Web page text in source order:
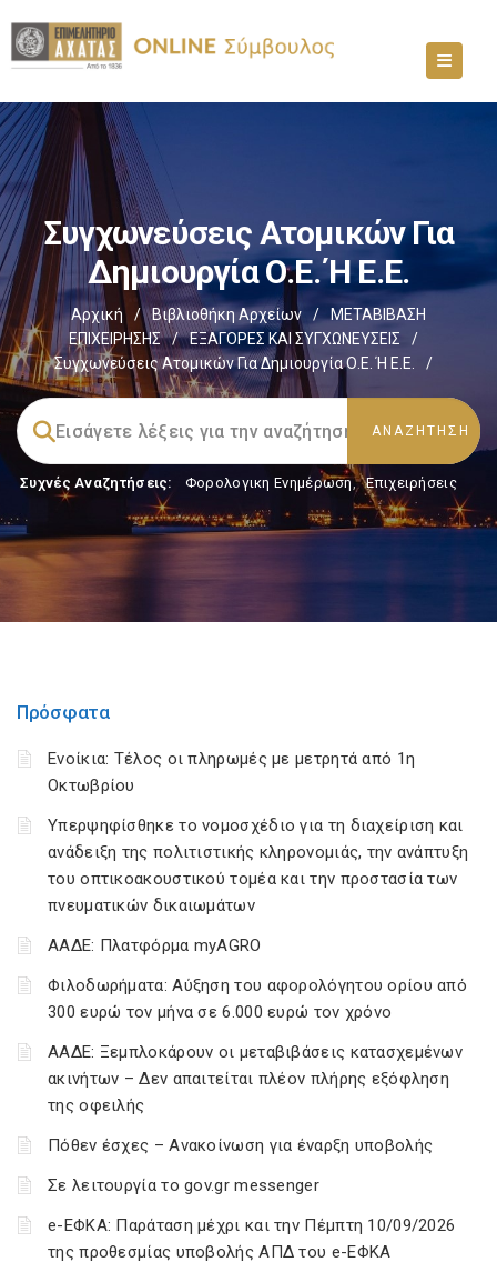
Συγχωνεύσεις Ατομικών Για
Δημιουργία Ο.Ε. Ή Ε.Ε.
Αρχική / Βιβλιοθήκη Αρχείων /
ΜΕΤΑΒΙΒΑΣΗ
ΕΠΙΧΕIΡΗΣΗΣ
/ EΞΑΓΟΡΕΣ ΚΑΙ ΣΥΓΧΩΝΕΥΣΕΙΣ
/
Συγχωνεύσεις Ατομικών Για Δημιουργία Ο.Ε. Ή Ε.Ε.
/
Συχνές Αναζητήσεις: Φορολογικη Ενημέρωση, Επιχειρήσεις
Πρόσφατα
Ενοίκια: Τέλος οι πληρωμές με μετρητά από 1η
Οκτωβρίου
Υπερψηφίσθηκε το νομοσχέδιο για τη διαχείριση και
ανάδειξη της πολιτιστικής κληρονομιάς, την ανάπτυξη
του οπτικοακουστικού τομέα και την προστασία των
πνευματικών δικαιωμάτων
ΑΑΔΕ: Πλατφόρμα myAGRO
Φιλοδωρήματα: Αύξηση του αφορολόγητου ορίου από
300 ευρώ τον μήνα σε 6.000 ευρώ τον χρόνο
ΑΑΔΕ: Ξεμπλοκάρουν οι μεταβιβάσεις κατασχεμένων
ακινήτων – Δεν απαιτείται πλέον πλήρης εξόφληση
της οφειλής
Πόθεν έσχες – Ανακοίνωση για έναρξη υποβολής
Σε λειτουργία το gov.gr messenger
e-ΕΦΚΑ: Παράταση μέχρι και την Πέμπτη 10/09/2026
της προθεσμίας υποβολής ΑΠΔ του e-ΕΦΚΑ